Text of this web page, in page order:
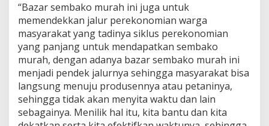
“Bazar sembako murah ini juga untuk
memendekkan jalur perekonomian warga
masyarakat yang tadinya siklus perekonomian
yang panjang untuk mendapatkan sembako
murah, dengan adanya bazar sembako murah ini
menjadi pendek jalurnya sehingga masyarakat bisa
langsung menuju produsennya atau petaninya,
sehingga tidak akan menyita waktu dan lain
sebagainya. Menilik hal itu, kita bantu dan kita